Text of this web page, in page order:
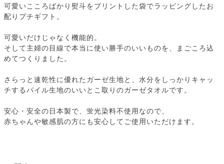
可愛いこころばかり熨斗をプリントした袋でラッピングしたお
配りプチギフト。
可愛いだけじゃなく機能的。
そして主婦の目線で本当に使い勝手のいいものを、まごころ込
めてつくりました。
さらっと速乾性に優れたガーゼ生地と、水分をしっかりキャッ
チするパイル生地のいいとこ取りのガーゼタオルです。
安心・安全の日本製で、蛍光染料不使用なので、
赤ちゃんや敏感肌の方にも安心してご使用いただけます。